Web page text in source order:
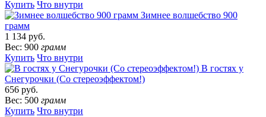
Купить Что внутри
Зимнее волшебство 900
грамм
1 134 руб.
Вес: 900 грамм
Купить Что внутри
В гостях у
Снегурочки (Со стереоэффектом!)
656 руб.
Вес: 500 грамм
Купить Что внутри